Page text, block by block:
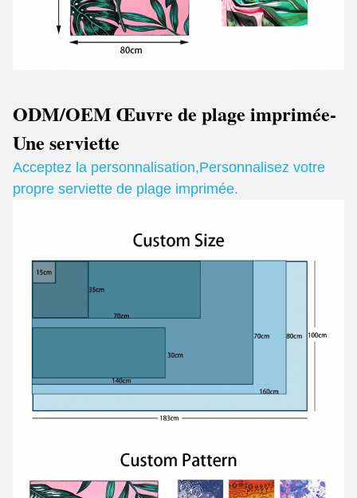
ODM/OEM Œuvre de plage imprimée-
Une serviette
Acceptez la personnalisation,Personnalisez votre
propre serviette de plage imprimée.